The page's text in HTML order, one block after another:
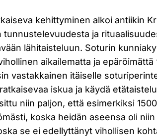
kehittyminen alkoi antiikin
tunnustelevuudesta ja
lähitaisteluun. Soturin
aikailematta ja epäröimättä
vastakkainen itäiselle
iskua ja käydä
niin paljon, että esimerkiksi
koska heidän aseensa oli
se ei edellyttänyt vihollisen